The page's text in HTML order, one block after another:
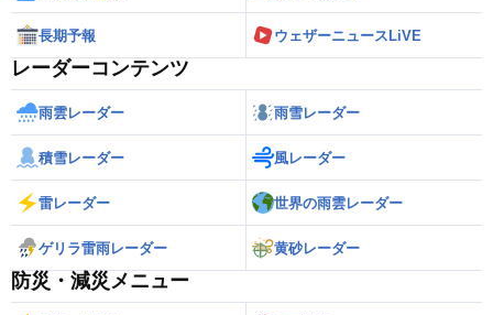
長期予報 ウェザーニュースLiVE
レーダーコンテンツ
雨雲レーダー 雨雪レーダー
積雪レーダー 風レーダー
雷レーダー 世界の雨雲レーダー
ゲリラ雷雨レーダー 黄砂レーダー
防災・減災メニュー